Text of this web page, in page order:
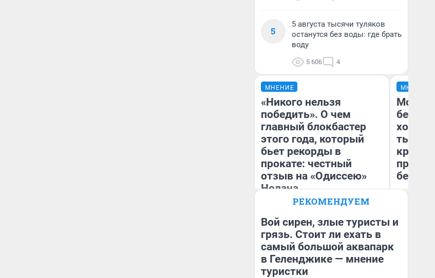
5
5 августа тысячи туляков
останутся без воды: где брать
воду
5 606 4
МНЕНИЕ
«Никого нельзя
победить». О чем
главный блокбастер
этого года, который
бьет рекорды в
прокате: честный
отзыв на «Одиссею»
Нолана
Стас Соколов
МНЕНИЕ
Мой
хотела
тысяч,
РЕКОМЕНДУЕМ
Вой сирен, злые туристы и
грязь. Стоит ли ехать в
самый большой аквапарк
в Геленджике — мнение
туристки